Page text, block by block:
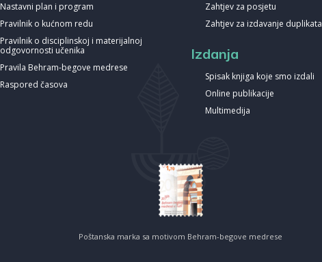
Nastavni plan i program
Pravilnik o kućnom redu
Pravilnik o disciplinskoj i materijalnoj
odgovornosti učenika
Pravila Behram-begove medrese
Raspored časova
Zahtjev za posjetu
Zahtjev za izdavanje duplikata
Izdanja
Spisak knjiga koje smo izdali
Online publikacije
Multimedija
Poštanska marka sa motivom Behram-begove medrese